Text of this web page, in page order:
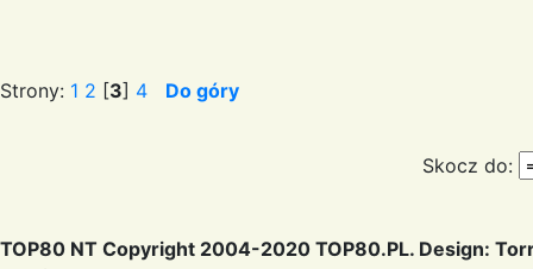
Strony: 1 2 [3] 4 Do góry
Skocz do:
TOP80 NT Copyright 2004-2020 TOP80.PL. Design: